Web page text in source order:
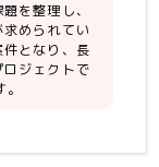
を整理し、
められてい
件となり、長
ジェクトで